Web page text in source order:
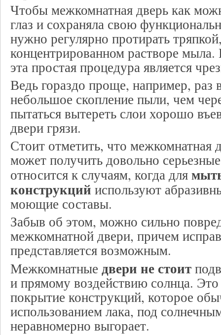
Чтобы межкомнатная дверь как
глаз и сохраняла свою
нужно регулярно протирать
концентрированном растворе
эта простая процедура является
Ведь гораздо проще, например, раз
небольшое скопление пыли, чем
пытаться вытереть слои хорошо
двери грязи.
Стоит отметить, что межкомнатная
может получить довольно
относится к случаям, когда для
конструкций используют
моющие составы.
Забыв об этом, можно сильно
межкомнатной двери, причем
представляется возможным.
Межкомнатные двери не стоит
и прямому воздействию солнца. Это
покрытие конструкций, которое
использованием лака, под
неравномерно выгорает.